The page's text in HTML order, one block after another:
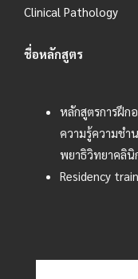
Clinical Pathology
ชื่อหลักสูตร
หลักสูตรการฝึ
ความรู้ความชำ
พยาธิวิทยาคลินิ
Residency